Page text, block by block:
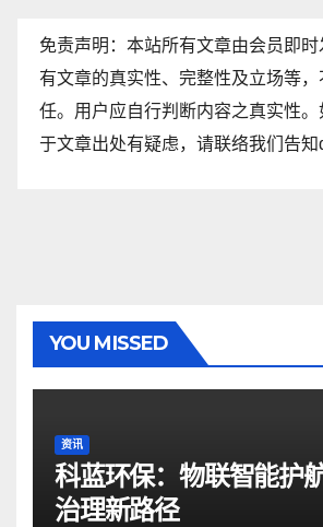
免责声明：本站所有文章由会员即
有文章的真实性、完整性及立场等
任。用户应自行判断内容之真实性
于文章出处有疑虑，请联络我们告
YOU MISSED
资讯
科蓝环保：物联智能护
治理新路径